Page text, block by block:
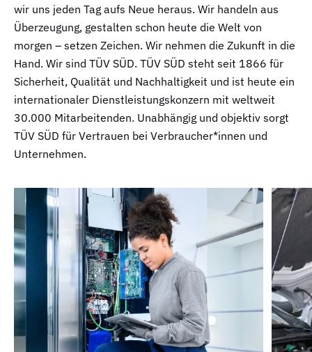
wir uns jeden Tag aufs Neue heraus. Wir handeln aus
Überzeugung, gestalten schon heute die Welt von
morgen – setzen Zeichen. Wir nehmen die Zukunft in die
Hand. Wir sind TÜV SÜD. TÜV SÜD steht seit 1866 für
Sicherheit, Qualität und Nachhaltigkeit und ist heute ein
internationaler Dienstleistungskonzern mit weltweit
30.000 Mitarbeitenden. Unabhängig und objektiv sorgt
TÜV SÜD für Vertrauen bei Verbraucher*innen und
Unternehmen.